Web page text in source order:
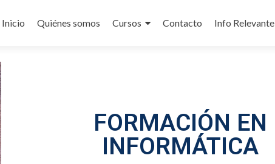
Inicio Quiénes somos Cursos Contacto Info Relevante
FORMACIÓN EN
INFORMÁTICA